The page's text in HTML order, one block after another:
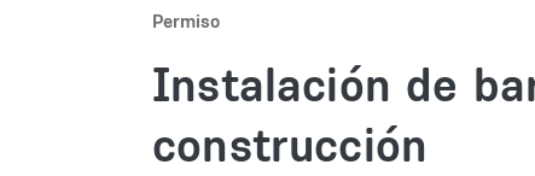
Permiso
Instalación de
construcción